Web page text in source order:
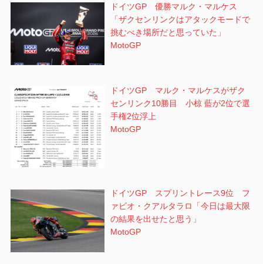
ドイツGP 優勝マルク・マルケス
「ザクセンリンクはアタックモードで
挑むべき場所だと思っていた」
MotoGP
ドイツGP マルク・マルケスがザク
センリンク10勝目 小椋 藍が2位で選
手権2位浮上
MotoGP
ドイツGP スプリントレース9位 フ
ァビオ・クアルタラロ「今日は最大限
の結果を出せたと思う」
MotoGP